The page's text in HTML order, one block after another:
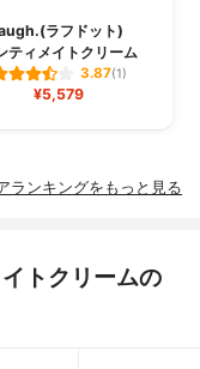
ラフドット)
ティメイトクリーム
3.87(1)
¥5,579
ランキングをもっと見る
トクリームの